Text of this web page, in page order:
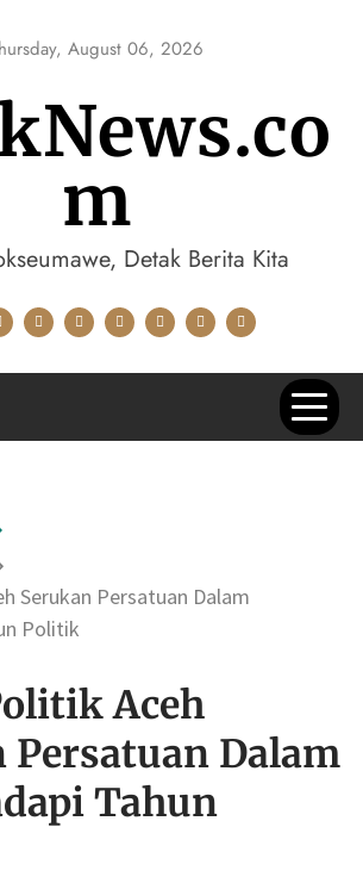
August 06, 2026
m
Detak Berita Kita
Serukan Persatuan Dalam
Politik
Aceh
Persatuan Dalam
Tahun